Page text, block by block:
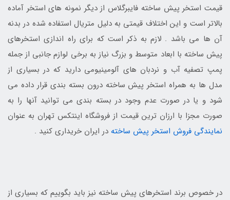
قیمت استخر پیش ساخته فایبرگلاس از دیگر نمونه های استخر آماده
بالاتر است و این اختلاف قیمتی به دلیل متریال استفاده شده در بدنه
آن ها می باشد . لازم به ذکر است که برای راه اندازی استخرهای
پیش ساخته با ابعاد متوسط و بزرگ نیاز به برخی لوازم جانبی از جمله
پمپ تصفیه آب و نردبان های آلومینیومی دارید که در بسیاری از
مدل ها به همراه استخر پیش ساخته درون بسته بندی قرار داده می
شود و یا در صورت عدم وجود در بسته بندی می توانید آنها را به
صورت مجزا با ارزان ترین قیمت از فروشگاه اینتکس تهران به عنوان
نمایندگی فروش استخر پیش ساخته در ایران خریداری کنید .
در خصوص برند استخرهای پیش ساخته نیز باید بگوییم که بسیاری از